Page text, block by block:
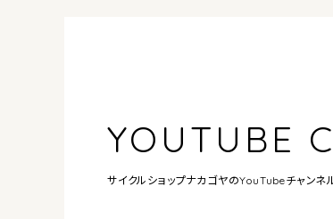
YOUTUBE
サイクルショップナカゴヤのYouTubeチャンネル